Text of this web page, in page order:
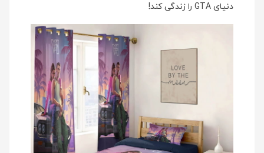
دنیای GTA را زندگی کند!